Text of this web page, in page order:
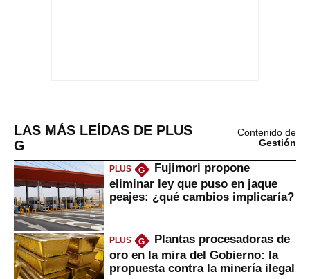
LAS MÁS LEÍDAS DE PLUS
G
Contenido de
Gestión
PLUS G
Fujimori propone
eliminar ley que puso en jaque
peajes: ¿qué cambios implicaría?
PLUS G
Plantas procesadoras de
oro en la mira del Gobierno: la
propuesta contra la minería ilegal